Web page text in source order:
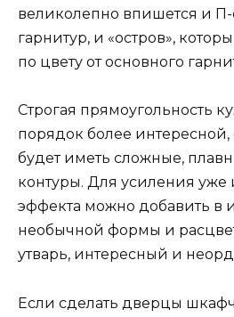
великолепно впишется и
гарнитур, и «остров»,
по цвету от основного
Строгая прямоугольность
порядок более
будет иметь сложные,
контуры. Для усиления
эффекта можно добавить в
необычной формы и
утварь, интересный и
Если сделать дверцы